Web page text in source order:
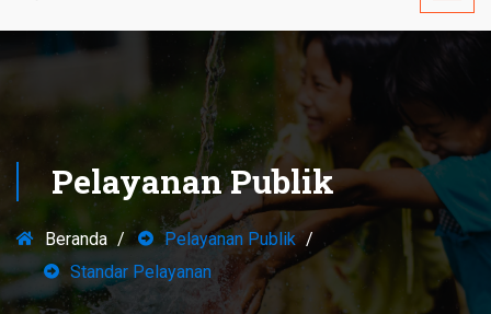
Pelayanan Publik
Beranda
Pelayanan Publik
Standar Pelayanan